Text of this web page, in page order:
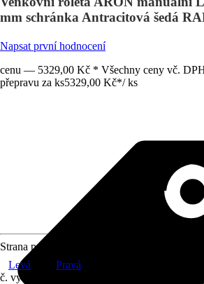
mm schránka Antracitová šedá
Napsat první hodnocení
cenu — 5329,00 Kč * Všechny ceny vč.
přepravu za ks5329,00 Kč*/ ks
Strana pohonu
Levá
Pravá
č. výrobku